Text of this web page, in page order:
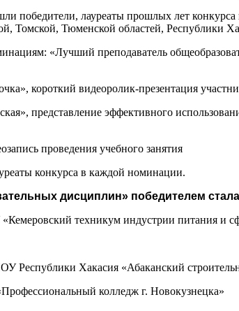
победители, лауреаты прошлых лет
Томской, Тюменской областей, Республики
«Лучший преподаватель
короткий видеоролик-презентация
представление эффективного
проведения учебного занятия
конкурса в каждой номинации.
дисциплин» победителем
техникум индустрии питания и
Республики Хакасия «Абаканский
колледж г. Новокузнецка»